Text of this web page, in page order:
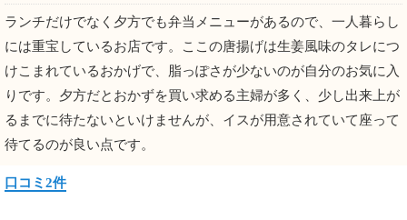
ランチだけでなく夕方でも弁当メニューがあるので、一人暮らし
には重宝しているお店です。ここの唐揚げは生姜風味のタレにつ
けこまれているおかげで、脂っぽさが少ないのが自分のお気に入
りです。夕方だとおかずを買い求める主婦が多く、少し出来上が
るまでに待たないといけませんが、イスが用意されていて座って
待てるのが良い点です。
口コミ2件